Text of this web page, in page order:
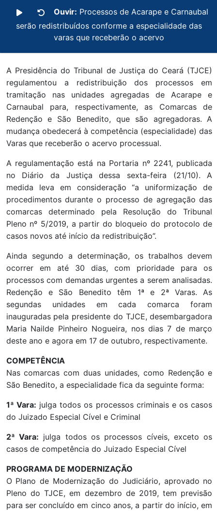
Ouvir: Processos de Acarape e Carnaubal
serão redistribuídos conforme a especialidade das
varas que receberão o acervo
A Presidência do Tribunal de Justiça do Ceará (TJCE)
regulamentou a redistribuição dos processos em
tramitação nas unidades agregadas de Acarape e
Carnaubal para, respectivamente, as Comarcas de
Redenção e São Benedito, que são agregadoras. A
mudança obedecerá à competência (especialidade) das
Varas que receberão o acervo processual.
A regulamentação está na Portaria nº 2241, publicada
no Diário da Justiça dessa sexta-feira (21/10). A
medida leva em consideração “a uniformização de
procedimentos durante o processo de agregação das
comarcas determinado pela Resolução do Tribunal
Pleno nº 5/2019, a partir do bloqueio do protocolo de
casos novos até início da redistribuição”.
Ainda segundo a determinação, os trabalhos devem
ocorrer em até 30 dias, com prioridade para os
processos com demandas urgentes a serem analisadas.
Redenção e São Benedito têm 1ª e 2ª Varas. As
segundas unidades em cada comarca foram
inauguradas pela presidente do TJCE, desembargadora
Maria Nailde Pinheiro Nogueira, nos dias 7 de março
deste ano e agora em 17 de outubro, respectivamente.
COMPETÊNCIA
Nas comarcas com duas unidades, como Redenção e
São Benedito, a especialidade fica da seguinte forma:
1ª Vara: julga todos os processos criminais e os casos
do Juizado Especial Cível e Criminal
2ª Vara: julga todos os processos cíveis, exceto os
casos de competência do Juizado Especial Cível
PROGRAMA DE MODERNIZAÇÃO
O Plano de Modernização do Judiciário, aprovado no
Pleno do TJCE, em dezembro de 2019, tem previsão
para ser concluído em cinco anos, a partir do início, em